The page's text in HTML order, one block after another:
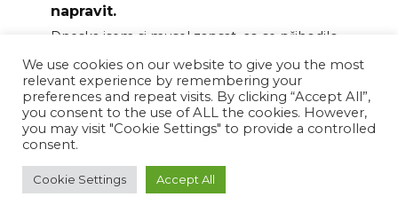
napravit.
Dneska jsem si musel zapsat, co se přihodilo.
0 17
© 2026 Happy News Feed
We use cookies on our website to give you the most
relevant experience by remembering your
preferences and repeat visits. By clicking “Accept All”,
you consent to the use of ALL the cookies. However,
you may visit "Cookie Settings" to provide a controlled
consent.
Cookie Settings Accept All